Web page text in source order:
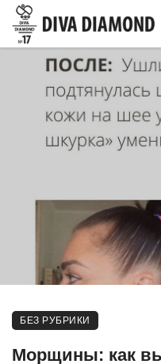
БЕЗ РУБРИКИ
Морщины: как